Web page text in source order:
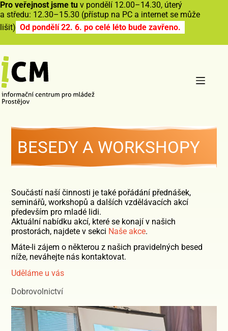
Pro veřejnost jsme tu v pondělí 12.00–14.30, úterý
a středu: 12.30–15.30 (přístup na PC a internet se může
lišit) Od pondělí 22. 6. po celé léto bude zavřeno.
BESEDY A WORKSHOPY
Součástí naší činnosti je také pořádání přednášek,
seminářů, workshopů a dalších vzdělávacích akcí
především pro mladé lidi.
Aktuální nabídku akcí, které se konají v našich
prostorách, najdete v sekci Naše akce.
Máte-li zájem o některou z našich pravidelných besed
níže, neváhejte nás kontaktovat.
Uděláme u vás
Dobrovolnictví